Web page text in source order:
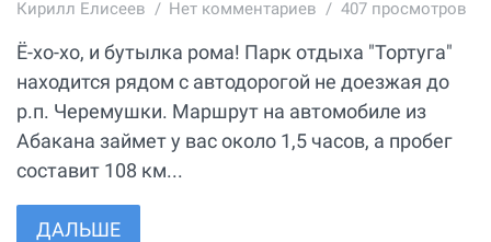
Кирилл Елисеев Нет комментариев 407 просмотров
Ё-хо-хо, и бутылка рома! Парк отдыха "Тортуга"
находится рядом с автодорогой не доезжая до
р.п. Черемушки. Маршрут на автомобиле из
Абакана займет у вас около 1,5 часов, а пробег
составит 108 км...
ДАЛЬШЕ